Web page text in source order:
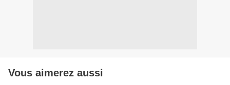
Vous aimerez aussi